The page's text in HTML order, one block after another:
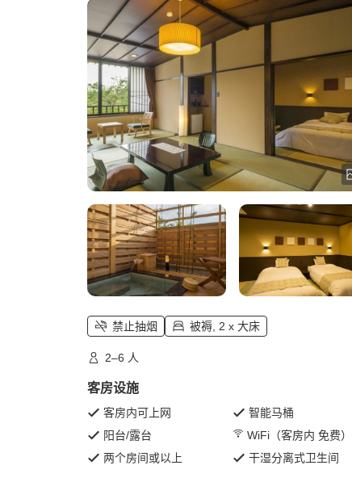
禁止抽烟 被褥, 2 x 大床
2–6 人
客房设施
客房内可上网
智能马桶
阳台/露台
WiFi（客房内 免费）
两个房间或以上
干湿分离式卫生间